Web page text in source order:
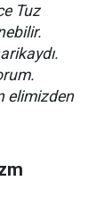
Tuz
elimizden